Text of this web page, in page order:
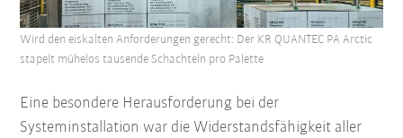
Eine besondere Herausforderung bei der
Systeminstallation war die Widerstandsfähigkeit aller
Wird den eiskalten Anforderungen gerecht: Der KR QUANTEC PA Arctic
stapelt mühelos tausende Schachteln pro Palette